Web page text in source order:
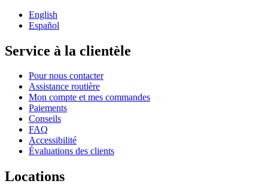
English
Español
Service à la clientèle
Pour nous contacter
Assistance routière
Mon compte et mes commandes
Paiements
Conseils
FAQ
Accessibilité
Évaluations des clients
Locations